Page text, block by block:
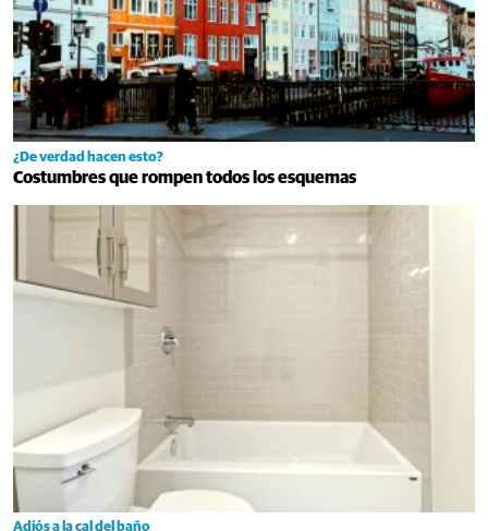
¿De verdad hacen esto?
Costumbres que rompen todos los esquemas
Adiós a la cal del baño